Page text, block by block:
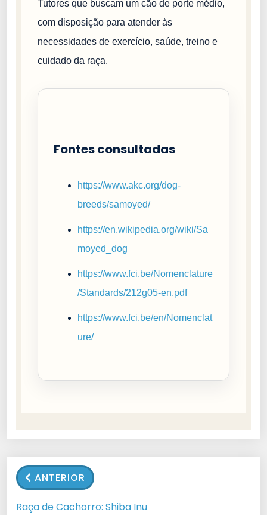
Tutores que buscam um cão de porte médio,
com disposição para atender às
necessidades de exercício, saúde, treino e
cuidado da raça.
Fontes consultadas
https://www.akc.org/dog-
breeds/samoyed/
https://en.wikipedia.org/wiki/Sa
moyed_dog
https://www.fci.be/Nomenclature
/Standards/212g05-en.pdf
https://www.fci.be/en/Nomenclat
ure/
ANTERIOR
Raça de Cachorro: Shiba Inu